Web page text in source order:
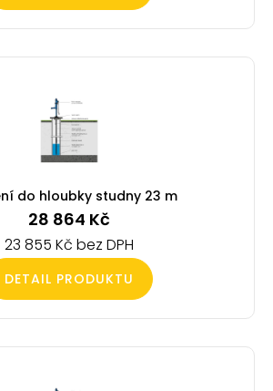
do hloubky studny 23 m
28 864 Kč
23 855 Kč
DETAIL PRODUKTU